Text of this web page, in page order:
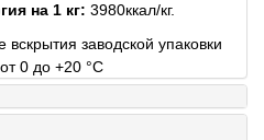
на 1 кг: 3980ккал/кг.
вскрытия заводской упаковки
0 до +20 °C